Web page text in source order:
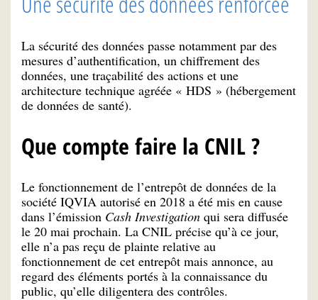
La sécurité des données passe notamment par des
mesures d’authentification, un chiffrement des
données, une traçabilité des actions et une
architecture technique agréée « HDS » (hébergement
de données de santé).
Que compte faire la CNIL ?
Le fonctionnement de l’entrepôt de données de la
société IQVIA autorisé en 2018 a été mis en cause
dans l’émission Cash Investigation qui sera diffusée
le 20 mai prochain. La CNIL précise qu’à ce jour,
elle n’a pas reçu de plainte relative au
fonctionnement de cet entrepôt mais annonce, au
regard des éléments portés à la connaissance du
public, qu’elle diligentera des contrôles.